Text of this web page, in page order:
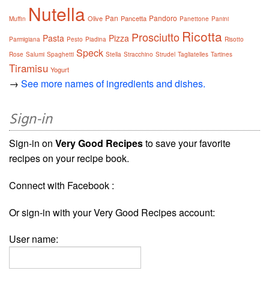
Muffin Nutella Olive Pan Pancetta Pandoro Panettone Panini
Parmigiana Pasta Pesto Piadina Pizza Prosciutto Ricotta Risotto
Rose Salumi Spaghetti Speck Stella Stracchino Strudel Tagliatelles Tartines
Tiramisu Yogurt
→ See more names of ingredients and dishes.
Sign-in
Sign-in on Very Good Recipesto save your favorite
recipes on your recipe book.
Connect with Facebook :
Or sign-in with your Very Good Recipes account:
User name: